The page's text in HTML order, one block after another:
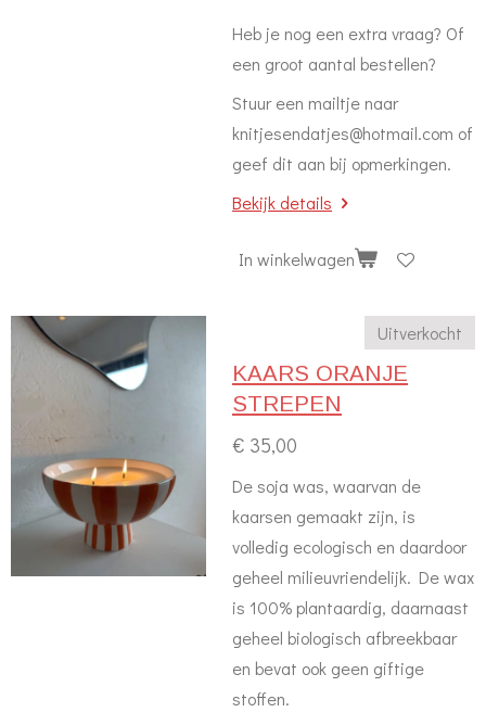
Heb je nog een extra vraag? Of
een groot aantal bestellen?
Stuur een mailtje naar
knitjesendatjes@hotmail.com of
geef dit aan bij opmerkingen.
Bekijk details
In winkelwagen
Uitverkocht
KAARS ORANJE
STREPEN
€ 35,00
De soja was, waarvan de
kaarsen gemaakt zijn, is
volledig ecologisch en daardoor
geheel milieuvriendelijk. De wax
is 100% plantaardig, daarnaast
geheel biologisch afbreekbaar
en bevat ook geen giftige
stoffen.